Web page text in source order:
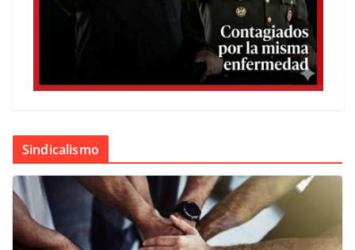
Sindicalismo